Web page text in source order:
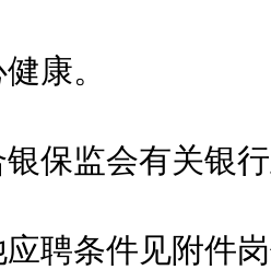
康。
监会有关银行
条件见附件岗